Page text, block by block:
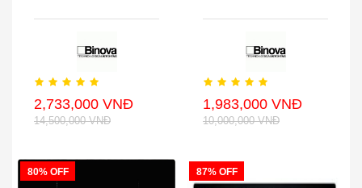
2,733,000 VNĐ
14,500,000 VNĐ
1,983,000 VNĐ
10,000,000 VNĐ
80% OFF 87% OFF